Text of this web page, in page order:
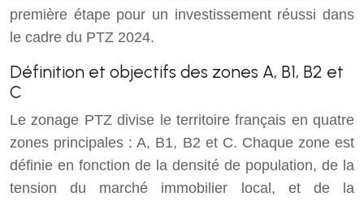
première étape pour un investissement réussi dans
le cadre du PTZ 2024.
Définition et objectifs des zones A, B1, B2 et
C
Le zonage PTZ divise le territoire français en quatre
zones principales : A, B1, B2 et C. Chaque zone est
définie en fonction de la densité de population, de la
tension du marché immobilier local, et de la